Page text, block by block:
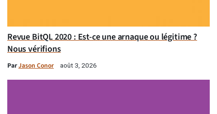
Revue BitQL 2020 : Est-ce une arnaque ou légitime ?
Nous vérifions
ParJason Conor août 3, 2026